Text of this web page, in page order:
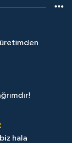
hala